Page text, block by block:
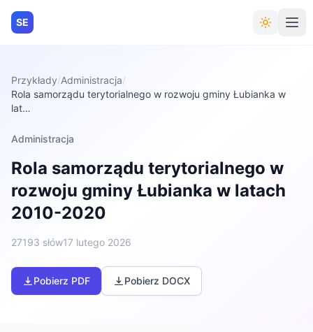
SE
Przykłady/Administracja/
Rola samorządu terytorialnego w rozwoju gminy Łubianka w
lat…
Administracja
Rola samorządu terytorialnego w
rozwoju gminy Łubianka w latach
2010-2020
27193 słów17 lutego 2026
Pobierz PDF Pobierz DOCX